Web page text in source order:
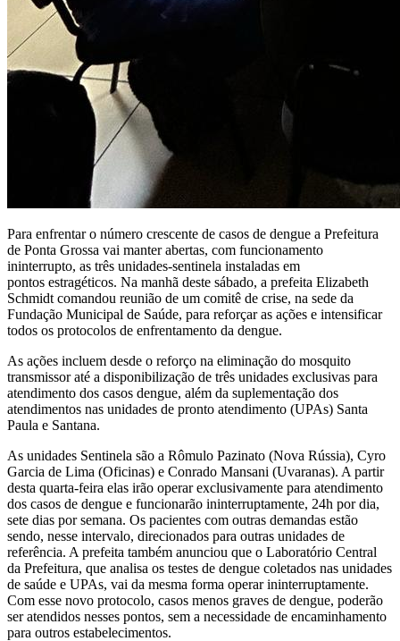
Para enfrentar o número crescente de casos de dengue a Prefeitura
de Ponta Grossa vai manter abertas, com funcionamento
ininterrupto, as três unidades-sentinela instaladas em
pontos estragéticos. Na manhã deste sábado, a prefeita Elizabeth
Schmidt comandou reunião de um comitê de crise, na sede da
Fundação Municipal de Saúde, para reforçar as ações e intensificar
todos os protocolos de enfrentamento da dengue.
As ações incluem desde o reforço na eliminação do mosquito
transmissor até a disponibilização de três unidades exclusivas para
atendimento dos casos dengue, além da suplementação dos
atendimentos nas unidades de pronto atendimento (UPAs) Santa
Paula e Santana.
As unidades Sentinela são a Rômulo Pazinato (Nova Rússia), Cyro
Garcia de Lima (Oficinas) e Conrado Mansani (Uvaranas). A partir
desta quarta-feira elas irão operar exclusivamente para atendimento
dos casos de dengue e funcionarão ininterruptamente, 24h por dia,
sete dias por semana. Os pacientes com outras demandas estão
sendo, nesse intervalo, direcionados para outras unidades de
referência. A prefeita também anunciou que o Laboratório Central
da Prefeitura, que analisa os testes de dengue coletados nas unidades
de saúde e UPAs, vai da mesma forma operar ininterruptamente.
Com esse novo protocolo, casos menos graves de dengue, poderão
ser atendidos nesses pontos, sem a necessidade de encaminhamento
para outros estabelecimentos.